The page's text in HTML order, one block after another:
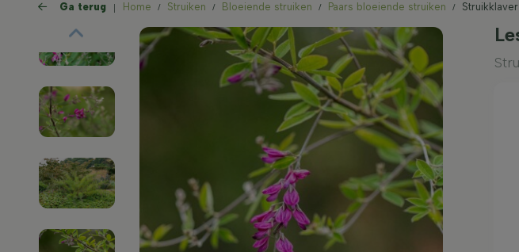
Ga terug Home Struiken Bloeiende struiken Paars bloeiende struiken